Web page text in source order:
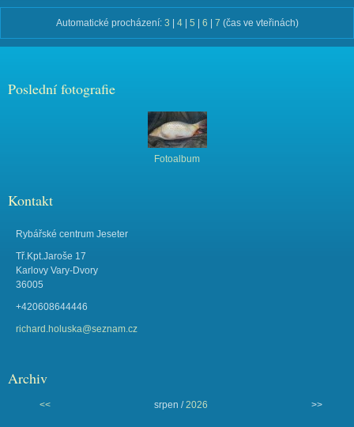
Automatické procházení: 3 | 4| 5 | 6 | 7 (čas ve vteřinách)
Poslední fotografie
Fotoalbum
Kontakt
Rybářské centrum Jeseter
Tř.Kpt.Jaroše 17
Karlovy Vary-Dvory
36005
+420608644446
richard.holuska@seznam.cz
Archiv
<< srpen /2026 >>